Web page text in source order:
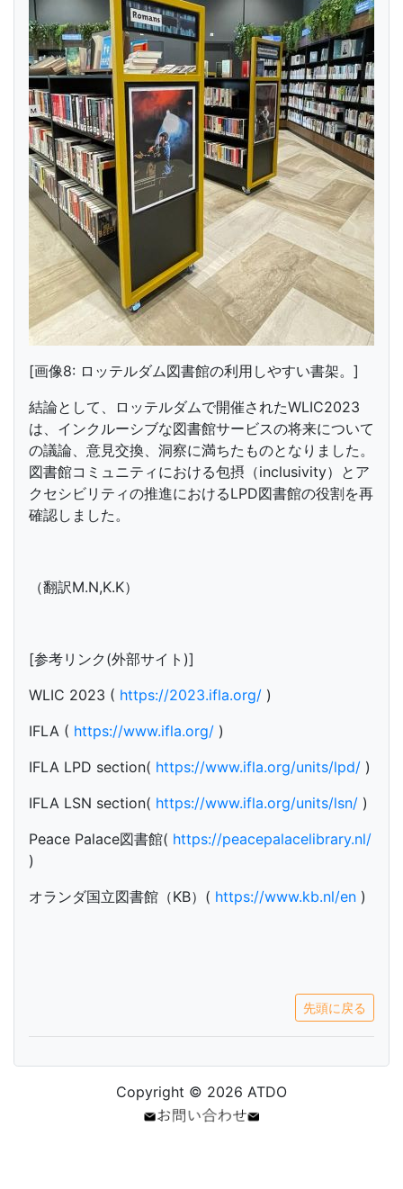
[画像8: ロッテルダム図書館の利用しやすい書架。]
結論として、ロッテルダムで開催されたWLIC2023
は、インクルーシブな図書館サービスの将来について
の議論、意見交換、洞察に満ちたものとなりました。
図書館コミュニティにおける包摂（inclusivity）とア
クセシビリティの推進におけるLPD図書館の役割を再
確認しました。
（翻訳M.N,K.K）
[参考リンク(外部サイト)]
WLIC 2023 ( https://2023.ifla.org/ )
IFLA ( https://www.ifla.org/ )
IFLA LPD section( https://www.ifla.org/units/lpd/ )
IFLA LSN section( https://www.ifla.org/units/lsn/ )
Peace Palace図書館( https://peacepalacelibrary.nl/
)
オランダ国立図書館（KB）( https://www.kb.nl/en )
先頭に戻る
Copyright © 2026 ATDO